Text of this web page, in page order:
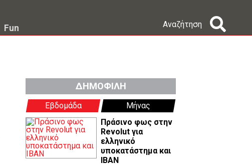
Fun Αναζήτηση
ΔΗΜΟΦΙΛΗ
Εβδομάδα
Μήνας
Πράσινο φως στην
Revolut για
ελληνικό
υποκατάστημα και
IBAN